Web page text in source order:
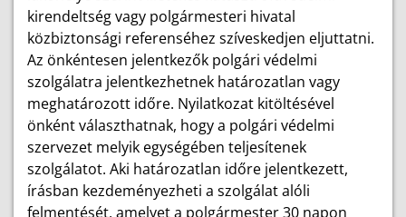
kirendeltség vagy polgármesteri hivatal
közbiztonsági referenséhez szíveskedjen eljuttatni.
Az önkéntesen jelentkezők polgári védelmi
szolgálatra jelentkezhetnek határozatlan vagy
meghatározott időre. Nyilatkozat kitöltésével
önként választhatnak, hogy a polgári védelmi
szervezet melyik egységében teljesítenek
szolgálatot. Aki határozatlan időre jelentkezett,
írásban kezdeményezheti a szolgálat alóli
felmentését, amelyet a polgármester 30 napon